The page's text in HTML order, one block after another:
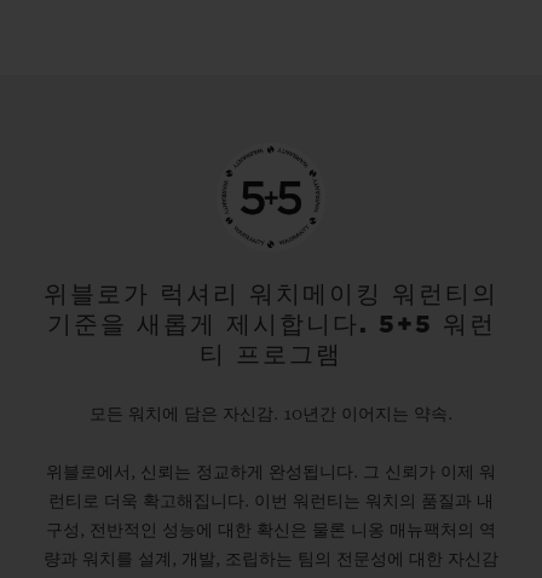
위블로가 럭셔리 워치메이킹 워런티의
기준을 새롭게 제시합니다. 5+5 워런
티 프로그램
모든 워치에 담은 자신감. 10년간 이어지는 약속.
위블로에서, 신뢰는 정교하게 완성됩니다. 그 신뢰가 이제 워
런티로 더욱 확고해집니다. 이번 워런티는 워치의 품질과 내
구성, 전반적인 성능에 대한 확신은 물론 니옹 매뉴팩처의 역
량과 워치를 설계, 개발, 조립하는 팀의 전문성에 대한 자신감